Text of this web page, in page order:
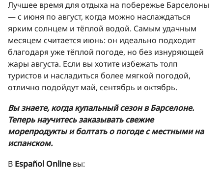
Лучшее время для отдыха на побережье Барселоны
— с июня по август, когда можно наслаждаться
ярким солнцем и тёплой водой. Самым удачным
месяцем считается июнь: он идеально подходит
благодаря уже тёплой погоде, но без изнуряющей
жары августа. Если вы хотите избежать толп
туристов и насладиться более мягкой погодой,
отлично подойдут май, сентябрь и октябрь.
Вы знаете, когда купальный сезон в Барселоне.
Теперь научитесь заказывать свежие
морепродукты и болтать о погоде с местными на
испанском.
В Español Online вы: